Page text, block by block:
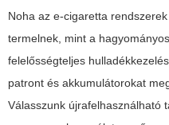
Noha az e-cigaretta
termelnek, mint a
felelősségteljes
patront és akkumulátorokat
Válasszunk újrafelhasználható